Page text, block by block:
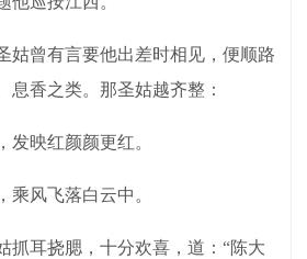
曾有言要他出差时相见，便顺路
息香之类。那圣姑越齐整：
映红颜颜更红。
风飞落白云中。
耳挠腮，十分欢喜，道：“陈大